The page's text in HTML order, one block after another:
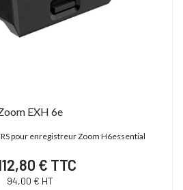
EXH 6e
pour enregistreur Zoom H6essential
€ TTC
94,00 € HT